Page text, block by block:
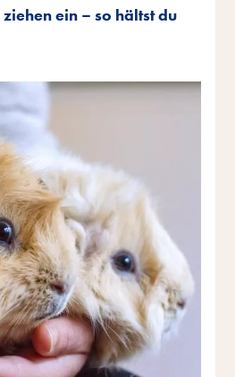
ein – so hältst du